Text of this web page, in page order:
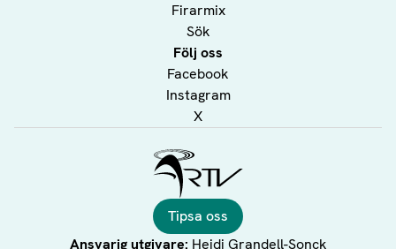
Firarmix
Sök
Följ oss
Facebook
Instagram
X
Tipsa oss
Ansvarig utgivare: Heidi Grandell-Sonck